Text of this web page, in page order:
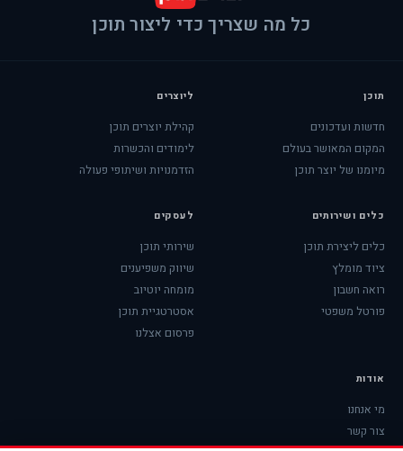
כל מה שצריך כדי ליצור תוכן
תוכן
חדשות ועדכונים
המקום המאושר בעולם
מיומנו של יוצר תוכן
ליוצרים
קהילת יוצרים תוכן
לימודים והכשרות
הזדמנויות ושיתופי פעולה
כלים ושירותים
כלים ליצירת תוכן
ציוד מומלץ
רואה חשבון
פורטל משפטי
לעסקים
שירותי תוכן
שיווק משפיענים
מומחה יוטיוב
אסטרטגיית תוכן
פרסום אצלנו
אודות
מי אנחנו
צור קשר